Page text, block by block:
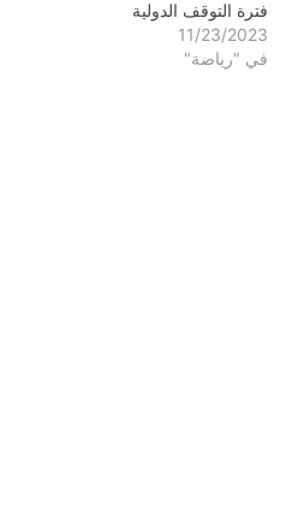
فترة التوقف الدولية
11/23/2023
في "رياضة"